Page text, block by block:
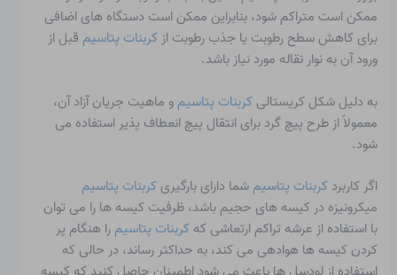
ممکن است متراکم شود، بنابراین ممکن است دستگاه های اضافی
برای کاهش سطح رطوبت یا جذب رطوبت از کربنات پتاسیم قبل از
ورود آن به نوار نقاله مورد نیاز باشد.
به دلیل شکل کریستالی کربنات پتاسیم و ماهیت جریان آزاد آن،
معمولاً از طرح پیچ گرد برای انتقال پیچ انعطاف پذیر استفاده می
شود.
اگر کاربرد کربنات پتاسیم شما دارای بارگیری کربنات پتاسیم
میکرونیزه در کیسه های حجیم باشد، ظرفیت کیسه ها را می توان
با استفاده از عرشه تراکم ارتعاشی که کربنات پتاسیم را هنگام پر
کردن کیسه ها هوادهی می کند، به حداکثر رساند، در حالی که